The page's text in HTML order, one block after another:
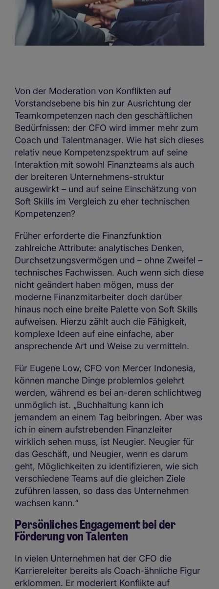
Von der Moderation von Konflikten auf
Vorstandsebene bis hin zur Ausrichtung der
Teamkompetenzen nach den geschäftlichen
Bedürfnissen: der CFO wird immer mehr zum
Coach und Talentmanager. Wie hat sich dieses
relativ neue Kompetenzspektrum auf seine
Interaktion mit sowohl Finanzteams als auch
der breiteren Unternehmens-struktur
ausgewirkt – und auf seine Einschätzung von
Soft Skills im Vergleich zu eher technischen
Kompetenzen?
Früher erforderte die Finanzfunktion
zahlreiche Attribute: analytisches Denken,
Durchsetzungsvermögen und – ohne Zweifel –
technisches Fachwissen. Auch wenn sich diese
nicht geändert haben mögen, muss der
moderne Finanzmitarbeiter doch darüber
hinaus noch eine breite Palette von Soft Skills
aufweisen. Hierzu zählt auch die Fähigkeit,
komplexe Ideen auf eine einfache, aber
ansprechende Art und Weise zu vermitteln.
Für Eugene Low, CFO von Mercer Indonesia,
können manche Dinge problemlos gelehrt
werden, während es bei an-deren schlichtweg
unmöglich ist. „Buchhaltung kann ich
jemandem an einem Tag beibringen. Aber was
ich in einem aufstrebenden Finanzleiter
wirklich sehen muss, ist Neugier. Neugier für
das Geschäft, und Neugier, wenn es darum
geht, Möglichkeiten zu identifizieren, wie sich
verschiedene Teams auf die gleichen Ziele
zuführen lassen, so dass das Unternehmen
wachsen kann.“
Persönliches Engagement bei der
Förderung von Talenten
In vielen Unternehmen hat der CFO die
Karriereleiter bereits als Coach-ähnliche Figur
erklommen. Er moderiert Konflikte auf